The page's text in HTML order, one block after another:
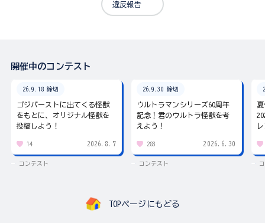
違反報告
開催中のコンテスト
26.9.18 締切
ゴジバーストに出てくる怪獣
をもとに、オリジナル怪獣を
投稿しよう！
14 2026.8.7
コンテスト
26.9.30 締切
ウルトラマンシリーズ60周年
記念！君のウルトラ怪獣を考
えよう！
283 2026.6.30
コンテスト
TOPページにもどる